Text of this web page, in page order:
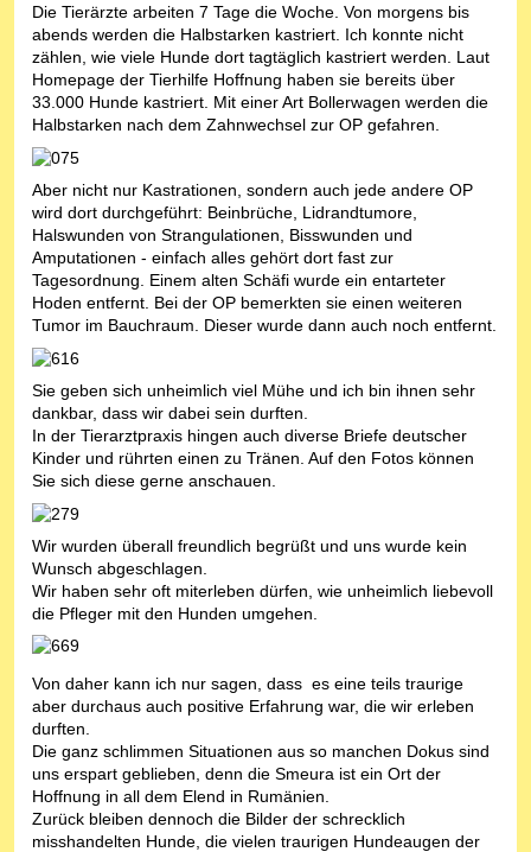
Die Tierärzte arbeiten 7 Tage die Woche. Von morgens bis
abends werden die Halbstarken kastriert. Ich konnte nicht
zählen, wie viele Hunde dort tagtäglich kastriert werden. Laut
Homepage der Tierhilfe Hoffnung haben sie bereits über
33.000 Hunde kastriert. Mit einer Art Bollerwagen werden die
Halbstarken nach dem Zahnwechsel zur OP gefahren.
Aber nicht nur Kastrationen, sondern auch jede andere OP
wird dort durchgeführt: Beinbrüche, Lidrandtumore,
Halswunden von Strangulationen, Bisswunden und
Amputationen - einfach alles gehört dort fast zur
Tagesordnung. Einem alten Schäfi wurde ein entarteter
Hoden entfernt. Bei der OP bemerkten sie einen weiteren
Tumor im Bauchraum. Dieser wurde dann auch noch entfernt.
Sie geben sich unheimlich viel Mühe und ich bin ihnen sehr
dankbar, dass wir dabei sein durften.
In der Tierarztpraxis hingen auch diverse Briefe deutscher
Kinder und rührten einen zu Tränen. Auf den Fotos können
Sie sich diese gerne anschauen.
Wir wurden überall freundlich begrüßt und uns wurde kein
Wunsch abgeschlagen.
Wir haben sehr oft miterleben dürfen, wie unheimlich liebevoll
die Pfleger mit den Hunden umgehen.
Von daher kann ich nur sagen, dass es eine teils traurige
aber durchaus auch positive Erfahrung war, die wir erleben
durften.
Die ganz schlimmen Situationen aus so manchen Dokus sind
uns erspart geblieben, denn die Smeura ist ein Ort der
Hoffnung in all dem Elend in Rumänien.
Zurück bleiben dennoch die Bilder der schrecklich
misshandelten Hunde, die vielen traurigen Hundeaugen der